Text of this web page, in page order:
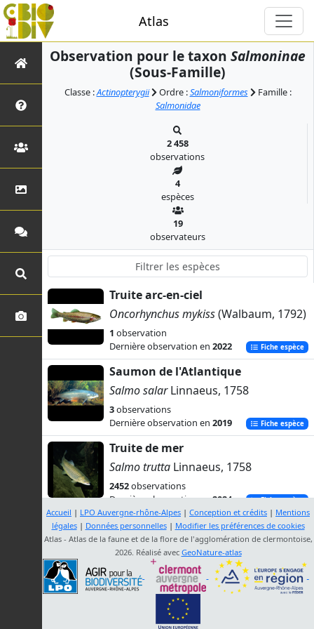
Atlas
Observation pour le taxon Salmoninae
(Sous-Famille)
Classe :Actinopterygii Ordre :Salmoniformes
Famille :
Salmonidae
2 458
observations
4
espèces
19
observateurs
Truite arc-en-ciel
Oncorhynchus mykiss(Walbaum, 1792)
1 observation
Dernière observation en 2022 Fiche espèce
Saumon de l'Atlantique
Salmo salarLinnaeus, 1758
3observations
Dernière observation en 2019 Fiche espèce
Truite de mer
Salmo trutta Linnaeus, 1758
2452observations
Dernière observation en2024 Fiche espèce
Omble de fontaine
Salvelinus fontinalis(Mitchill, 1814)
observations
Dernière observation en
1989 Fiche espèce
Accueil | LPO Auvergne-rhône-Alpes | Conception et crédits | Mentions
légales| Données personnelles| Modifier les préférences de cookies
Atlas - Atlas de la faune et de la flore de l'agglomération de clermontoise,
2026. Réalisé avec GeoNature-atlas